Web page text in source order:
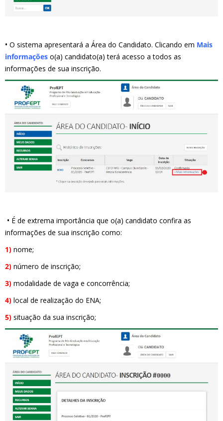
• O sistema apresentará a Área do Candidato. Clicando em Mais
informações o(a) candidato(a) terá acesso a todos as
informações de sua inscrição.
• É de extrema importância que o(a) candidato confira as
informações de sua inscrição como:
1) nome;
2) número de inscrição;
3) modalidade de vaga e concorrência;
4) local de realização do ENA;
5) situação da sua inscrição;